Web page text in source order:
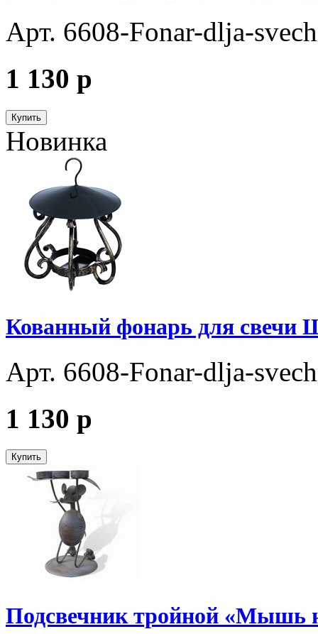
Арт. 6608-Fonar-dlja-
1 130 p
Купить
Новинка
Кованный фонарь для свечи
Арт. 6608-Fonar-dlja-
1 130 p
Купить
Подсвечник тройной «Мышь